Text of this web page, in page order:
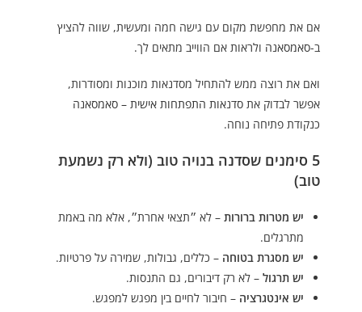
אם את מחפשת מקום עם גישה חמה ומעשית, שווה להציץ
ב-סאמסאנה ולראות אם הווייב מתאים לך.
ואם את רוצה ממש להתחיל מסדנאות מוכנות ומסודרות,
אפשר לבדוק אתסדנאות התפתחות אישית – סאמסאנה
כנקודת פתיחה נוחה.
5 סימנים שסדנה בנויה טוב (ולא רק נשמעת
טוב)
יש מטרות ברורות – לא ״תצאי אחרת״, אלא מה באמת
מתרגלים.
יש מסגרת בטוחה – כללים, גבולות, שמירה על פרטיות.
יש תרגול – לא רק דיבורים, גם התנסות.
יש אינטגרציה – חיבור לחיים בין מפגש למפגש.